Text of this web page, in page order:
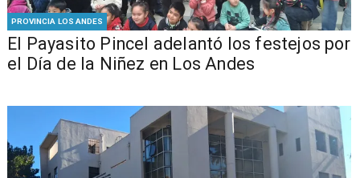
PROVINCIA LOS ANDES
El Payasito Pincel adelantó los festejos por
el Día de la Niñez en Los Andes